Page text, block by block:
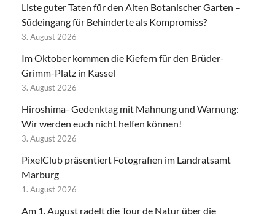
Liste guter Taten für den Alten Botanischer Garten –
Südeingang für Behinderte als Kompromiss?
3. August 2026
Im Oktober kommen die Kiefern für den Brüder-
Grimm-Platz in Kassel
3. August 2026
Hiroshima- Gedenktag mit Mahnung und Warnung:
Wir werden euch nicht helfen können!
3. August 2026
PixelClub präsentiert Fotografien im Landratsamt
Marburg
1. August 2026
Am 1. August radelt die Tour de Natur über die